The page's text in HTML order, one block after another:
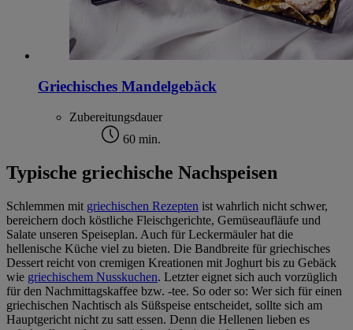
Griechisches Mandelgebäck
Zubereitungsdauer
60 min.
Typische griechische Nachspeisen
Schlemmen mit griechischen Rezepten ist wahrlich nicht schwer,
bereichern doch köstliche Fleischgerichte, Gemüseaufläufe und
Salate unseren Speiseplan. Auch für Leckermäuler hat die
hellenische Küche viel zu bieten. Die Bandbreite für griechisches
Dessert reicht von cremigen Kreationen mit Joghurt bis zu Gebäck
wie griechischem Nusskuchen. Letzter eignet sich auch vorzüglich
für den Nachmittagskaffee bzw. -tee. So oder so: Wer sich für einen
griechischen Nachtisch als Süßspeise entscheidet, sollte sich am
Hauptgericht nicht zu satt essen. Denn die Hellenen lieben es